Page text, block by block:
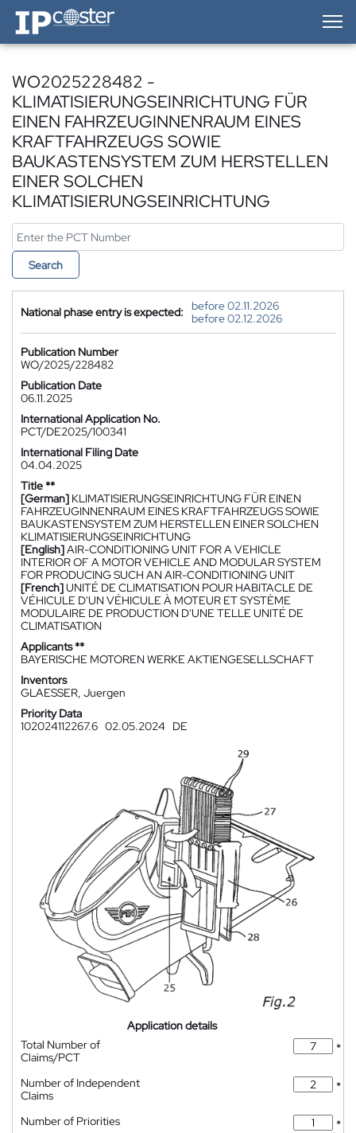
IP-Coster — Home
WO2025228482 -
KLIMATISIERUNGSEINRICHTUNG FÜR
EINEN FAHRZEUGINNENRAUM EINES
KRAFTFAHRZEUGS SOWIE
BAUKASTENSYSTEM ZUM HERSTELLEN
EINER SOLCHEN
KLIMATISIERUNGSEINRICHTUNG
Search
National phase entry is expected:
before 02.11.2026
before 02.12.2026
Publication Number
WO/2025/228482
Publication Date
06.11.2025
International Application No.
PCT/DE2025/100341
International Filing Date
04.04.2025
Title **
[German] KLIMATISIERUNGSEINRICHTUNG FÜR EINEN
FAHRZEUGINNENRAUM EINES KRAFTFAHRZEUGS SOWIE
BAUKASTENSYSTEM ZUM HERSTELLEN EINER SOLCHEN
KLIMATISIERUNGSEINRICHTUNG
[English]AIR-CONDITIONING UNIT FOR A VEHICLE
INTERIOR OF A MOTOR VEHICLE AND MODULAR SYSTEM
FOR PRODUCING SUCH AN AIR-CONDITIONING UNIT
[French]UNITÉ DE CLIMATISATION POUR HABITACLE DE
VÉHICULE D'UN VÉHICULE À MOTEUR ET SYSTÈME
MODULAIRE DE PRODUCTION D'UNE TELLE UNITÉ DE
CLIMATISATION
Applicants **
BAYERISCHE MOTOREN WERKE AKTIENGESELLSCHAFT
Inventors
GLAESSER, Juergen
Priority Data
102024112267.6 02.05.2024 DE
Application details
Total Number of
Claims/PCT
*
Number of Independent
Claims
*
Number of Priorities
*